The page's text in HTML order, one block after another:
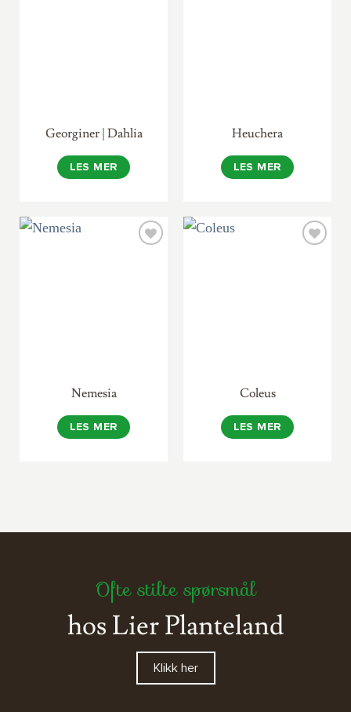
Georginer | Dahlia
LES MER
Heuchera
LES MER
Nemesia
LES MER
Coleus
LES MER
Ofte stilte spørsmål
hos Lier Planteland
Klikk her